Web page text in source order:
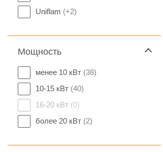
Uniflam (+2)
Мощность
менее 10 кВт (38)
10-15 кВт (40)
16-20 кВт (0)
более 20 кВт (2)